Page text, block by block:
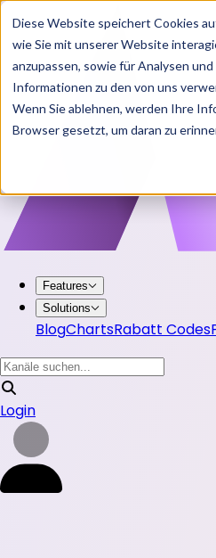
Diese Website speichert Cookies
wie Sie mit unserer Website
anzupassen, sowie für Analysen
Informationen zu den von uns
Wenn Sie ablehnen, werden Ihre
Browser gesetzt, um daran zu
Features
Solutions
BlogChartsRabatt Codes
Login